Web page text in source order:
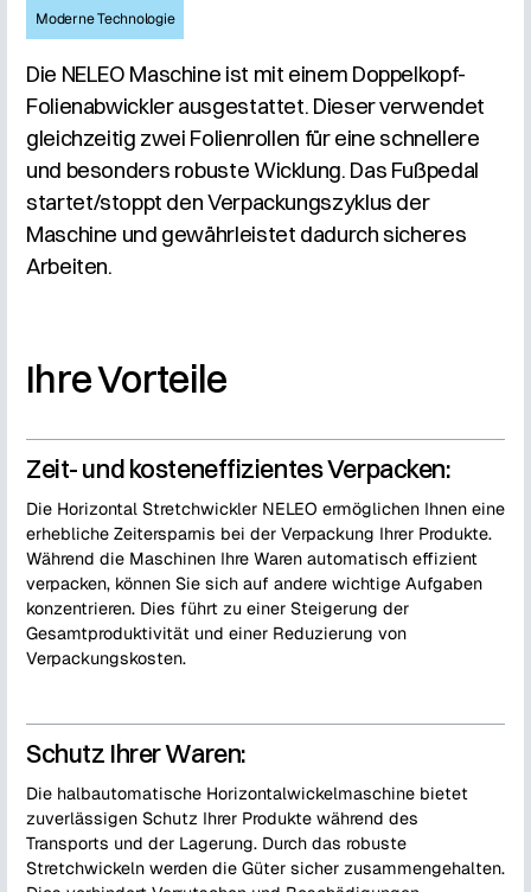
Moderne Technologie
Die NELEO Maschine ist mit einem Doppelkopf-
Folienabwickler ausgestattet. Dieser verwendet
gleichzeitig zwei Folienrollen für eine schnellere
und besonders robuste Wicklung. Das Fußpedal
startet/stoppt den Verpackungszyklus der
Maschine und gewährleistet dadurch sicheres
Arbeiten.
Ihre Vorteile
Zeit- und kosteneffizientes Verpacken:
Die Horizontal Stretchwickler NELEO ermöglichen Ihnen eine
erhebliche Zeitersparnis bei der Verpackung Ihrer Produkte.
Während die Maschinen Ihre Waren automatisch effizient
verpacken, können Sie sich auf andere wichtige Aufgaben
konzentrieren. Dies führt zu einer Steigerung der
Gesamtproduktivität und einer Reduzierung von
Verpackungskosten.
Schutz Ihrer Waren:
Die halbautomatische Horizontalwickelmaschine bietet
zuverlässigen Schutz Ihrer Produkte während des
Transports und der Lagerung. Durch das robuste
Stretchwickeln werden die Güter sicher zusammengehalten.